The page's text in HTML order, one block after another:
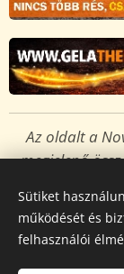
Az oldalt a
megjelenő
Sütiket
működését és
felhasználói